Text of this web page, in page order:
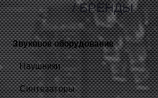
Звуковое оборудование
Наушники
Синтезаторы
/ БРЕНДЫ